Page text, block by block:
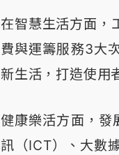
在智慧生活方面，
費與運籌服務3大
新生活，打造使用
健康樂活方面，發
訊（ICT）、大數